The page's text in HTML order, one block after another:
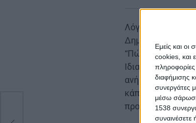
Εμείς και
cookies, και
πληροφορίες
διαφήμισης
συνεργάτες
μέσω
1538
συναινέσετε
Λόγος
Δημοκρατίας κ.
“Πώς να
Ιδιαίτερα δεν
ανήκουν και η
κάποιος ζητήσει
προστατέψει”.